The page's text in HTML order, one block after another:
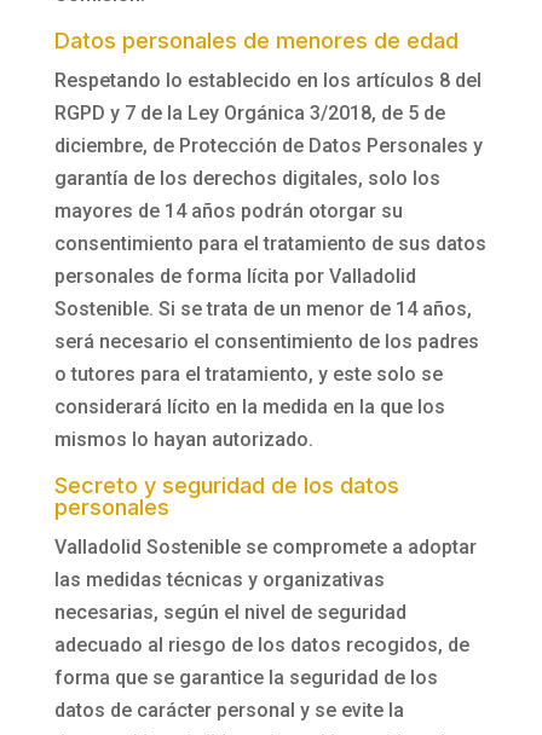
Datos personales de menores de edad
Respetando lo establecido en los artículos 8 del
RGPD y 7 de la Ley Orgánica 3/2018, de 5 de
diciembre, de Protección de Datos Personales y
garantía de los derechos digitales, solo los
mayores de 14 años podrán otorgar su
consentimiento para el tratamiento de sus datos
personales de forma lícita por Valladolid
Sostenible. Si se trata de un menor de 14 años,
será necesario el consentimiento de los padres
o tutores para el tratamiento, y este solo se
considerará lícito en la medida en la que los
mismos lo hayan autorizado.
Secreto y seguridad de los datos
personales
Valladolid Sosteniblese compromete a adoptar
las medidas técnicas y organizativas
necesarias, según el nivel de seguridad
adecuado al riesgo de los datos recogidos, de
forma que se garantice la seguridad de los
datos de carácter personal y se evite la